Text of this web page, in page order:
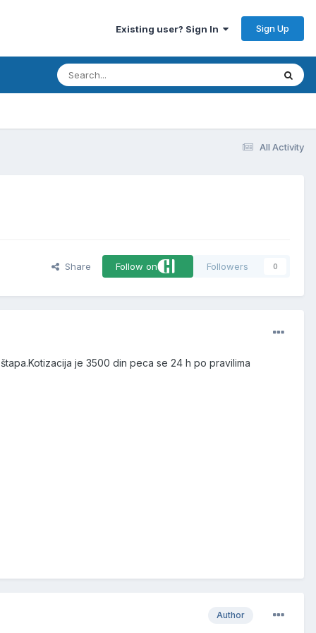
Existing user? Sign In Sign Up
All Activity
Share Follow on Followers 0
je 3500 din peca se 24 h po pravilima
Author